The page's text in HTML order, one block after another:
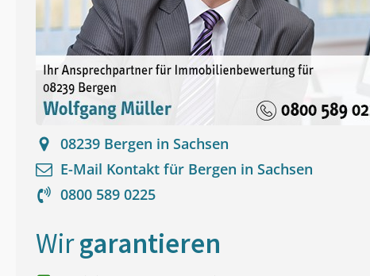
08239 Bergen in Sachsen
E-Mail Kontakt für Bergen in Sachsen
0800 589 0225
Wirgarantieren